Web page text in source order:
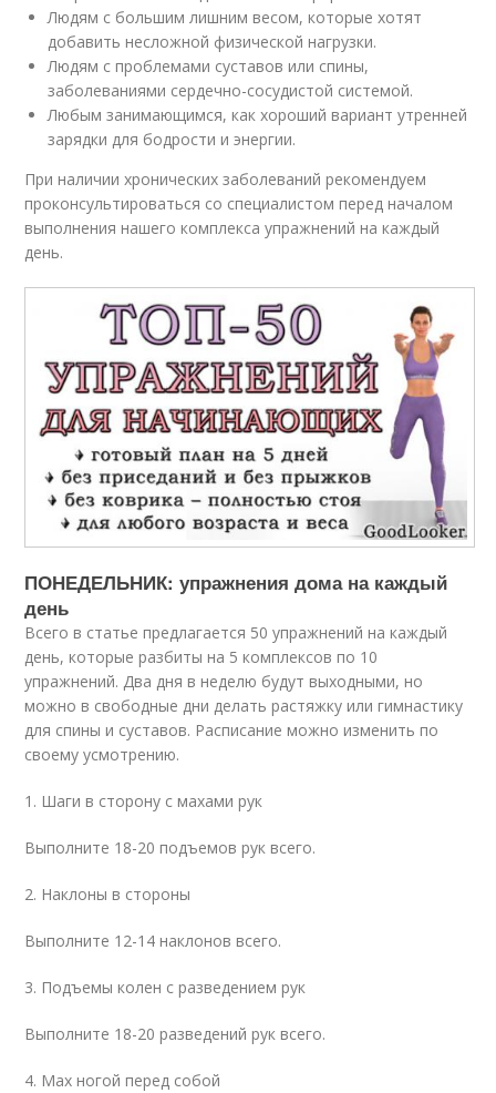
Людям с большим лишним весом, которые хотят
добавить несложной физической нагрузки.
Людям с проблемами суставов или спины,
заболеваниями сердечно-сосудистой системой.
Любым занимающимся, как хороший вариант утренней
зарядки для бодрости и энергии.
При наличии хронических заболеваний рекомендуем
проконсультироваться со специалистом перед началом
выполнения нашего комплекса упражнений на каждый
день.
ПОНЕДЕЛЬНИК: упражнения дома на каждый
день
Всего в статье предлагается 50 упражнений на каждый
день, которые разбиты на 5 комплексов по 10
упражнений. Два дня в неделю будут выходными, но
можно в свободные дни делать растяжку или гимнастику
для спины и суставов. Расписание можно изменить по
своему усмотрению.
1. Шаги в сторону с махами рук
Выполните 18-20 подъемов рук всего.
2. Наклоны в стороны
Выполните 12-14 наклонов всего.
3. Подъемы колен с разведением рук
Выполните 18-20 разведений рук всего.
4. Мах ногой перед собой